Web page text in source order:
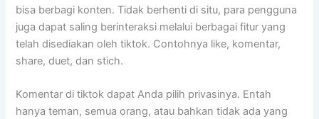
bisa berbagi konten. Tidak berhenti di situ, para pengguna
juga dapat saling berinteraksi melalui berbagai fitur yang
telah disediakan oleh tiktok. Contohnya like, komentar,
share, duet, dan stich.
Komentar di tiktok dapat Anda pilih privasinya. Entah
hanya teman, semua orang, atau bahkan tidak ada yang